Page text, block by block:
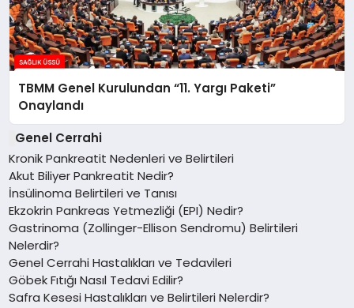
TBMM Genel Kurulundan “11. Yargı Paketi”
Onaylandı
Genel Cerrahi
Kronik Pankreatit Nedenleri ve Belirtileri
Akut Biliyer Pankreatit Nedir?
İnsülinoma Belirtileri ve Tanısı
Ekzokrin Pankreas Yetmezliği (EPI) Nedir?
Gastrinoma (Zollinger-Ellison Sendromu) Belirtileri
Nelerdir?
Genel Cerrahi Hastalıkları ve Tedavileri
Göbek Fıtığı Nasıl Tedavi Edilir?
Safra Kesesi Hastalıkları ve Belirtileri Nelerdir?